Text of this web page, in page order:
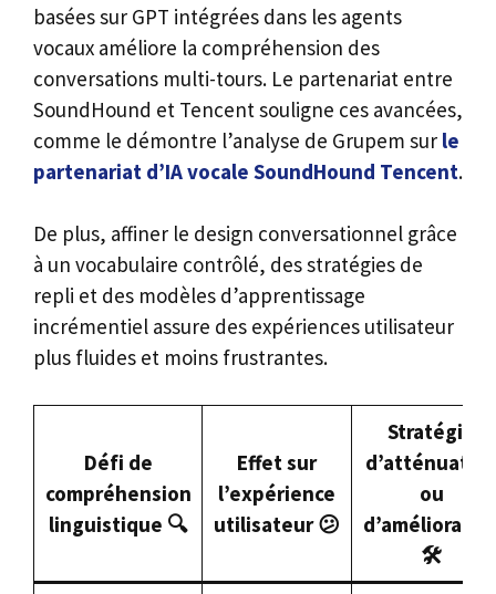
basées sur GPT intégrées dans les agents
vocaux améliore la compréhension des
conversations multi-tours. Le partenariat entre
SoundHound et Tencent souligne ces avancées,
comme le démontre l’analyse de Grupem sur le
partenariat d’IA vocale SoundHound Tencent.
De plus, affiner le design conversationnel grâce
à un vocabulaire contrôlé, des stratégies de
repli et des modèles d’apprentissage
incrémentiel assure des expériences utilisateur
plus fluides et moins frustrantes.
Défi de
compréhension
linguistique 🔍
Effet sur
l’expérience
utilisateur 😕
Stratégie
ou
🛠️